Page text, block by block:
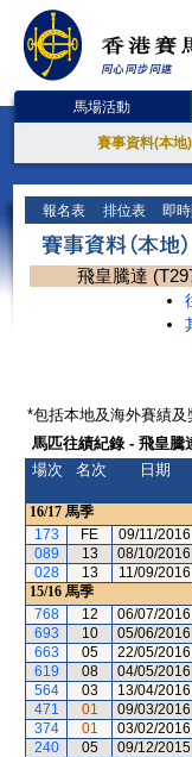
馬場活動
賽事資料(本地)
報名表 排位表 即
飛皇騰達
*包括本地及海外賽績及
馬匹往績紀錄 - 飛皇騰
場次
名次 日期
16/17 馬季
173
FE 09/11/2016
089
13 08/10/2016
028
13 11/09/2016
15/16 馬季
768
12 06/07/2016
693
10 05/06/2016
663
05 22/05/2016
619
08 04/05/2016
564
03 13/04/2016
471
01 09/03/2016
374
01 03/02/2016
240
05 09/12/2015